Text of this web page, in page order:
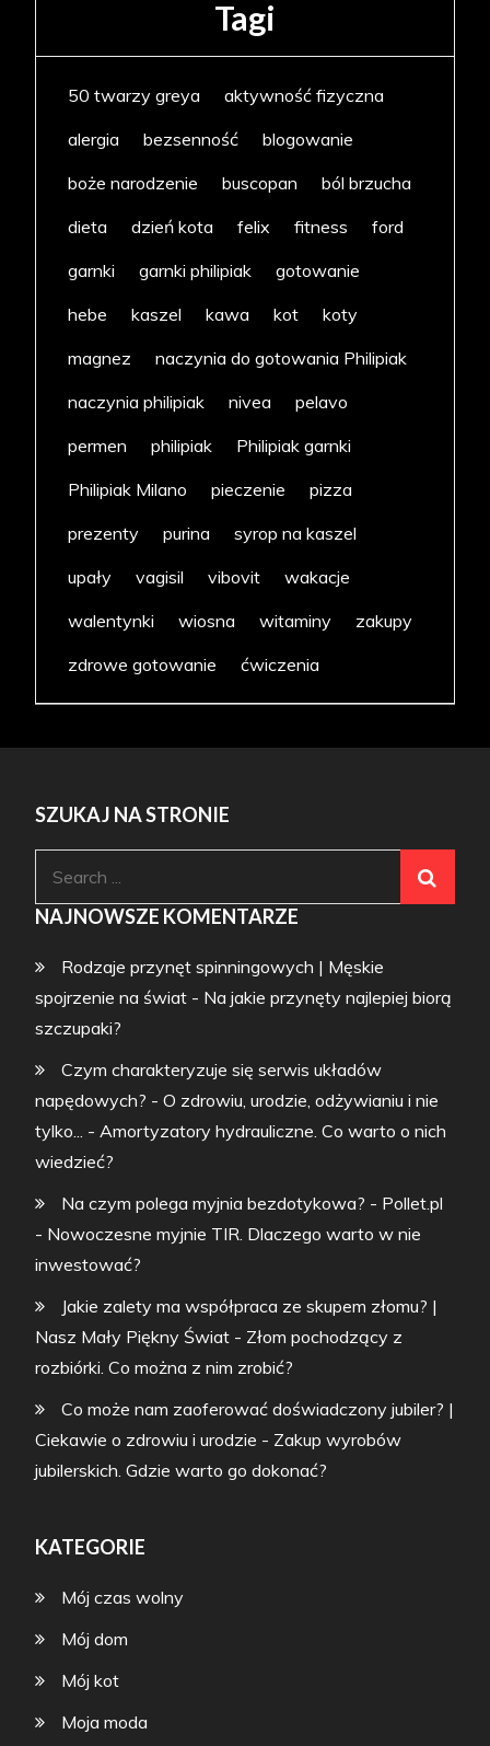
Tagi
50 twarzy greya
aktywność fizyczna
alergia
bezsenność
blogowanie
boże narodzenie
buscopan
ból brzucha
dieta
dzień kota felix fitness
ford
garnki
garnki philipiak
gotowanie
hebe
kaszel kawa kot
koty
magnez
naczynia do gotowania Philipiak
naczynia philipiak
nivea
pelavo
permen
philipiak
Philipiak garnki
Philipiak Milano
pieczenie
pizza
prezenty
purina
syrop na kaszel
upały
vagisil vibovit
wakacje
walentynki
wiosna witaminy
zakupy
zdrowe gotowanie
ćwiczenia
SZUKAJ NA STRONIE
NAJNOWSZE KOMENTARZE
Rodzaje przynęt spinningowych | Męskie
spojrzenie na świat - Na jakie przynęty najlepiej biorą
szczupaki?
Czym charakteryzuje się serwis układów
napędowych? - O zdrowiu, urodzie, odżywianiu i nie
tylko... -Amortyzatory hydrauliczne. Co warto o nich
wiedzieć?
Na czym polega myjnia bezdotykowa? - Pollet.pl
- Nowoczesne myjnie TIR. Dlaczego warto w nie
inwestować?
Jakie zalety ma współpraca ze skupem złomu? |
Nasz Mały Piękny Świat - Złom pochodzący z
rozbiórki. Co można z nim zrobić?
Co może nam zaoferować doświadczony jubiler? |
Ciekawie o zdrowiu i urodzie - Zakup wyrobów
jubilerskich. Gdzie warto go dokonać?
KATEGORIE
Mój czas wolny
Mój dom
Mój kot
Moja moda